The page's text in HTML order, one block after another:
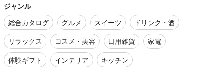
ジャンル
総合カタログ
グルメ スイーツ
ドリンク・酒
リラックス
コスメ・美容 日用雑貨
家電
体験ギフト
インテリア キッチン